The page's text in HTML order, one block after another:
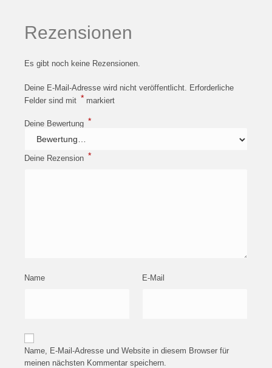
Rezensionen
Es gibt noch keine Rezensionen.
Deine E-Mail-Adresse wird nicht veröffentlicht. Erforderliche
Felder sind mit * markiert
Deine Bewertung *
Deine Rezension *
Name E-Mail
Name, E-Mail-Adresse und Website in diesem Browser für
meinen nächsten Kommentar speichern.